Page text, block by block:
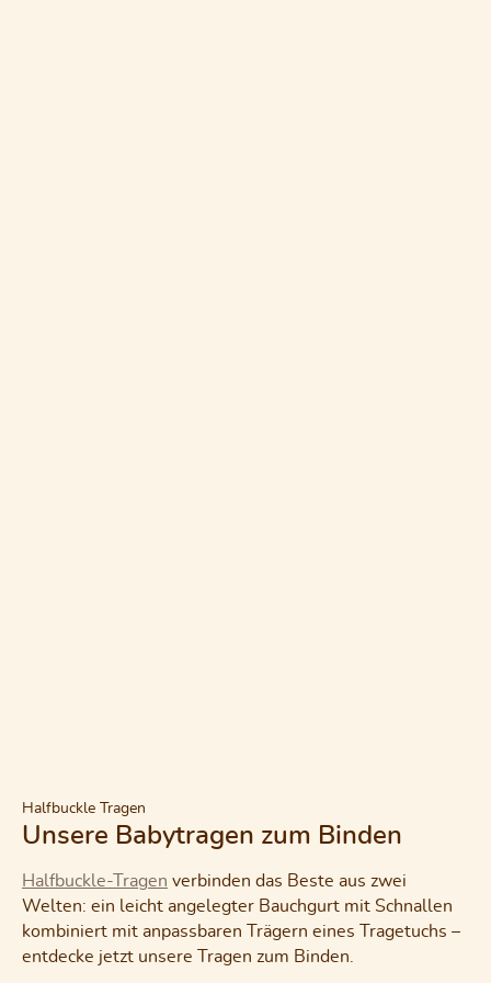
Halfbuckle Tragen
Unsere Babytragen zum Binden
Halfbuckle-Tragen verbinden das Beste aus zwei
Welten: ein leicht angelegter Bauchgurt mit Schnallen
kombiniert mit anpassbaren Trägern eines Tragetuchs –
entdecke jetzt unsere Tragen zum Binden.